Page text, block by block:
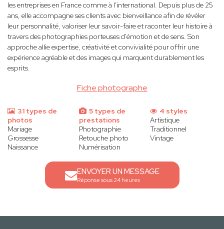
Fiche photographe
les entreprises en France comme à l'international. Depuis plus de 25
ans, elle accompagne ses clients avec bienveillance afin de révéler
leur personnalité, valoriser leur savoir-faire et raconter leur histoire à
travers des photographies porteuses d'émotion et de sens. Son
approche allie expertise, créativité et convivialité pour offrir une
expérience agréable et des images qui marquent durablement les
esprits.
31 types de
photos
Mariage
Grossesse
Naissance
5 types de
prestations
Photographie
Retouche photo
Numérisation
4 styles
Artistique
Traditionnel
Vintage
ENVOYER UN MESSAGE
Réponse sous 24 heures